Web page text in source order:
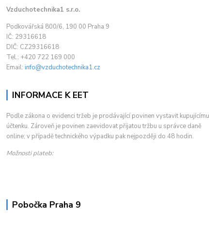
Vzduchotechnika1 s.r.o.
Podkovářská 800/6, 190 00 Praha 9
IČ: 29316618
DIČ: CZ29316618
Tel.: +420 722 169 000
Email:info@vzduchotechnika1.cz
INFORMACE K EET
Podle zákona o evidenci tržeb je prodávající povinen vystavit kupujícímu
účtenku. Zároveň je povinen zaevidovat přijatou tržbu u správce daně
online; v případě technického výpadku pak nejpozději do 48 hodin.
Možnosti plateb:
Pobočka Praha 9